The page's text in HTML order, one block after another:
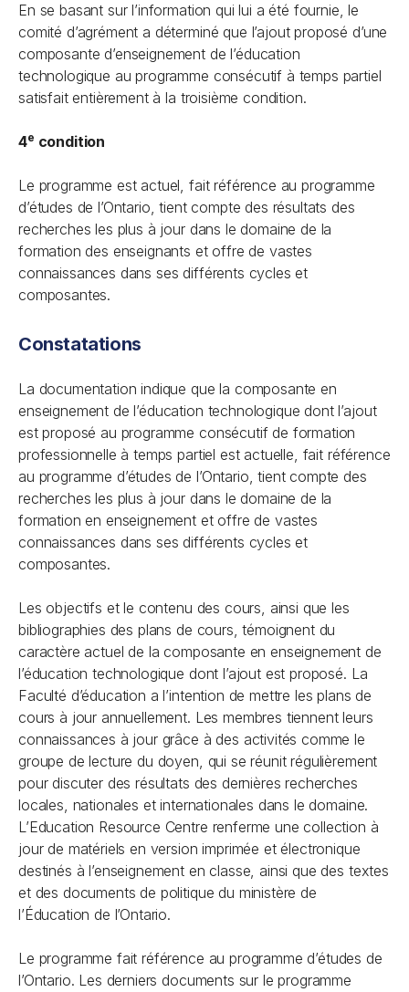
En se basant sur l’information qui lui a été fournie, le
comité d’agrément a déterminé que l’ajout proposé d’une
composante d’enseignement de l’éducation
technologique au programme consécutif à temps partiel
satisfait entièrement à la troisième condition.
4e condition
Le programme est actuel, fait référence au programme
d’études de l’Ontario, tient compte des résultats des
recherches les plus à jour dans le domaine de la
formation des enseignants et offre de vastes
connaissances dans ses différents cycles et
composantes.
Constatations
La documentation indique que la composante en
enseignement de l’éducation technologique dont l’ajout
est proposé au programme consécutif de formation
professionnelle à temps partiel est actuelle, fait référence
au programme d’études de l’Ontario, tient compte des
recherches les plus à jour dans le domaine de la
formation en enseignement et offre de vastes
connaissances dans ses différents cycles et
composantes.
Les objectifs et le contenu des cours, ainsi que les
bibliographies des plans de cours, témoignent du
caractère actuel de la composante en enseignement de
l’éducation technologique dont l’ajout est proposé. La
Faculté d’éducation a l’intention de mettre les plans de
cours à jour annuellement. Les membres tiennent leurs
connaissances à jour grâce à des activités comme le
groupe de lecture du doyen, qui se réunit régulièrement
pour discuter des résultats des dernières recherches
locales, nationales et internationales dans le domaine.
L’Education Resource Centre renferme une collection à
jour de matériels en version imprimée et électronique
destinés à l’enseignement en classe, ainsi que des textes
et des documents de politique du ministère de
l’Éducation de l’Ontario.
Le programme fait référence au programme d’études de
l’Ontario. Les derniers documents sur le programme